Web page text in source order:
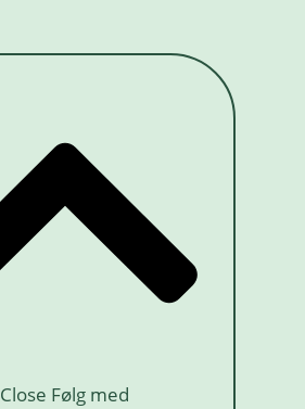
Close Følg med